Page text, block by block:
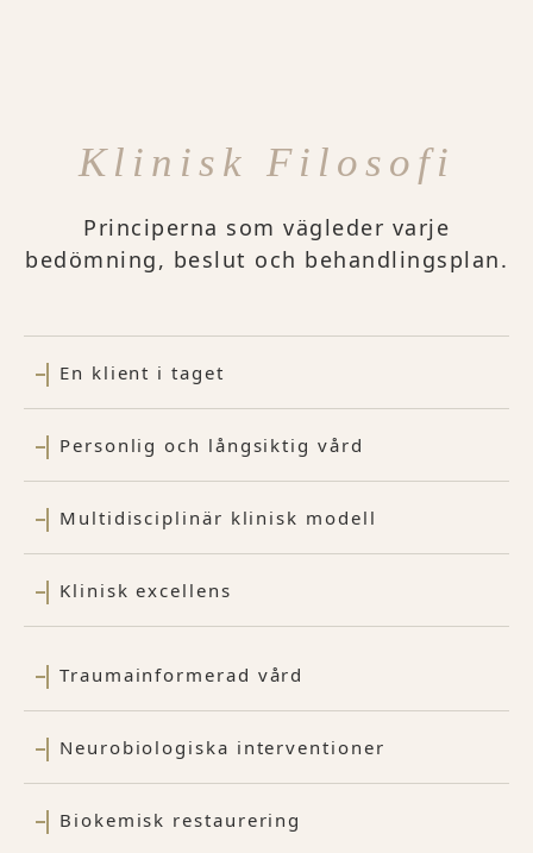
Klinisk Filosofi
Principerna som vägleder varje
bedömning, beslut och behandlingsplan.
En klient i taget
Personlig och långsiktig vård
Multidisciplinär klinisk modell
Klinisk excellens
Traumainformerad vård
Neurobiologiska interventioner
Biokemisk restaurering